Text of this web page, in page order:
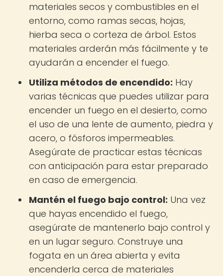
materiales secos y combustibles en el
entorno, como ramas secas, hojas,
hierba seca o corteza de árbol. Estos
materiales arderán más fácilmente y te
ayudarán a encender el fuego.
Utiliza métodos de encendido: Hay
varias técnicas que puedes utilizar para
encender un fuego en el desierto, como
el uso de una lente de aumento, piedra y
acero, o fósforos impermeables.
Asegúrate de practicar estas técnicas
con anticipación para estar preparado
en caso de emergencia.
Mantén el fuego bajo control: Una vez
que hayas encendido el fuego,
asegúrate de mantenerlo bajo control y
en un lugar seguro. Construye una
fogata en un área abierta y evita
encenderla cerca de materiales